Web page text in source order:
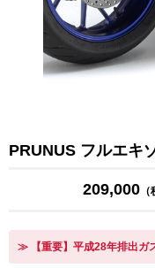
PRUNUS フルエキ
209,000（
≫ 【重要】平成28年排出ガ